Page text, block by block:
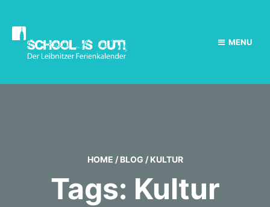
MENU
HOME / BLOG / KULTUR
Tags: Kultur